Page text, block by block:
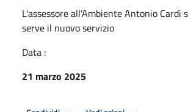
L'assessore all'Ambiente Antonio Cardi
serve il nuovo servizio
Data :
21 marzo 2025